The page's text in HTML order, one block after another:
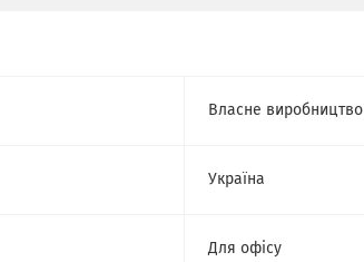
Власне виробництво
Україна
Для офісу